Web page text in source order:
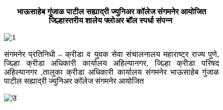
भाऊसाहेब गुंजाळ पाटील सह्याद्री ज्युनिअर कॉलेज संगमनेर आयोजित
जिल्हास्तरीय शालेय फ्लोअर बॉल स्पर्धा संपन्न
संगमनेर प्रतिनिधी –क्रीडा व युवक सेवा संचालनालय महाराष्ट्र राज्य पुणे,
जिल्हा क्रीडा अधिकारी कार्यालय अहिल्यानगर, जिल्हा क्रीडा परिषद
अहिल्यानगर ,तालुका क्रीडा अधिकारी कार्यालय संगमनेर भाऊसाहेब गुंजाळ
पाटील सह्याद्री ज्युनिअर कॉलेज संगमनेर आयोजित